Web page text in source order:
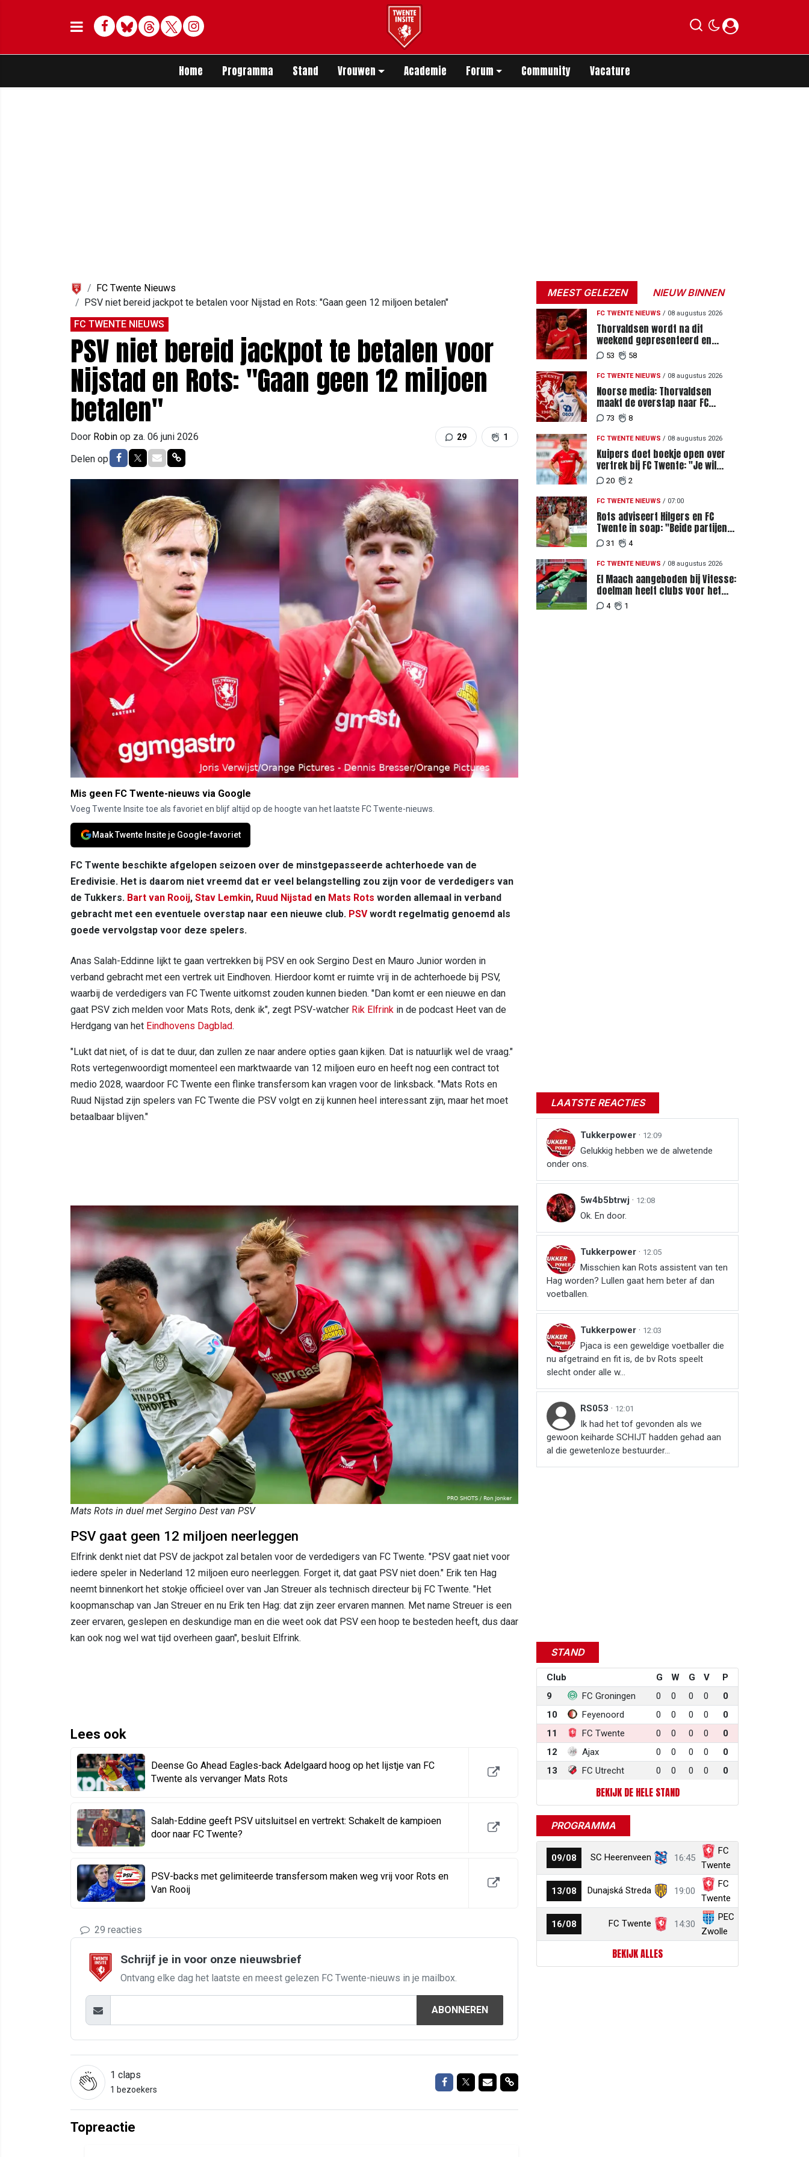
Facebook
BlueskyThreadsTwitterDelen op Whatsapp
Home Programma Stand Vrouwen Academie Forum Community Vacature
FC Twente Nieuws
PSV niet bereid jackpot te betalen voor Nijstad en Rots: "Gaan geen 12 miljoen betalen"
FC TWENTE NIEUWS
PSV niet bereid jackpot te betalen voor
Nijstad en Rots: "Gaan geen 12 miljoen
betalen"
Door Robin op za. 06 juni 2026 29 1
Delen op Delen op Facebook
Delen op Twitter
Delen via Mail
Delen via link
Mis geen FC Twente-nieuws via Google
Voeg Twente Insite toe als favoriet en blijf altijd op de hoogte van het laatste FC Twente-nieuws.
Maak Twente Insite je Google-favoriet
FC Twente beschikte afgelopen seizoen over de minstgepasseerde achterhoede van de
Eredivisie. Het is daarom niet vreemd dat er veel belangstelling zou zijn voor de verdedigers van
de Tukkers. Bart van Rooij, Stav Lemkin, Ruud Nijstad en Mats Rots worden allemaal in verband
gebracht met een eventuele overstap naar een nieuwe club. PSVwordt regelmatig genoemd als
goede vervolgstap voor deze spelers.
Anas Salah-Eddinne lijkt te gaan vertrekken bij PSV en ook Sergino Dest en Mauro Junior worden in
verband gebracht met een vertrek uit Eindhoven. Hierdoor komt er ruimte vrij in de achterhoede bij PSV,
waarbij de verdedigers van FC Twente uitkomst zouden kunnen bieden. "Dan komt er een nieuwe en dan
gaat PSV zich melden voor Mats Rots, denk ik", zegt PSV-watcher Rik Elfrink in de podcast Heet van de
Herdgang van het Eindhovens Dagblad.
"Lukt dat niet, of is dat te duur, dan zullen ze naar andere opties gaan kijken. Dat is natuurlijk wel de vraag."
Rots vertegenwoordigt momenteel een marktwaarde van 12 miljoen euro en heeft nog een contract tot
medio 2028, waardoor FC Twente een flinke transfersom kan vragen voor de linksback. "Mats Rots en
Ruud Nijstad zijn spelers van FC Twente die PSV volgt en zij kunnen heel interessant zijn, maar het moet
betaalbaar blijven."
Mats Rots in duel met Sergino Dest van PSV
PSV gaat geen 12 miljoen neerleggen
Elfrink denkt niet dat PSV de jackpot zal betalen voor de verdedigers van FC Twente. "PSV gaat niet voor
iedere speler in Nederland 12 miljoen euro neerleggen. Forget it, dat gaat PSV niet doen." Erik ten Hag
neemt binnenkort het stokje officieel over van Jan Streuer als technisch directeur bij FC Twente. "Het
koopmanschap van Jan Streuer en nu Erik ten Hag: dat zijn zeer ervaren mannen. Met name Streuer is een
zeer ervaren, geslepen en deskundige man en die weet ook dat PSV een hoop te besteden heeft, dus daar
kan ook nog wel wat tijd overheen gaan", besluit Elfrink.
Lees ook
Deense Go Ahead Eagles-back Adelgaard hoog op het lijstje van FC
Twente als vervanger Mats Rots
Salah-Eddine geeft PSV uitsluitsel en vertrekt: Schakelt de kampioen
door naar FC Twente?
PSV-backs met gelimiteerde transfersom maken weg vrij voor Rots en
Van Rooij
29 reacties
Schrijf je in voor onze nieuwsbrief
Ontvang elke dag het laatste en meest gelezen FC Twente-nieuws in je mailbox.
ABONNEREN
1 claps
1 bezoekers
Delen op Facebook
Delen op Twitter
Delen via Mail
Delen link
Topreactie
MEEST GELEZEN NIEUW BINNEN
FC TWENTE NIEUWS / 08 augustus 2026
Thorvaldsen wordt na dit
weekend gepresenteerd en
tekent meerjarig contract bij FC
Twente
53 58
FC TWENTE NIEUWS / 08 augustus 2026
Noorse media: Thorvaldsen
maakt de overstap naar FC
Twente
73 8
FC TWENTE NIEUWS / 08 augustus 2026
Kuipers doet boekje open over
vertrek bij FC Twente: "Je wil
ergens heen waar mensen je
waarderen"
20 2
FC TWENTE NIEUWS / 07:00
Rots adviseert Hilgers en FC
Twente in soap: "Beide partijen
hebben elkaar teleurgesteld"
31 4
FC TWENTE NIEUWS / 08 augustus 2026
El Maach aangeboden bij Vitesse:
doelman heeft clubs voor het
uitkiezen
4 1
LAATSTE REACTIES
Tukkerpower · 12:09
Gelukkig hebben we de alwetende
onder ons.
5w4b5btrwj · 12:08
Ok. En door.
Tukkerpower · 12:05
Misschien kan Rots assistent van ten
Hag worden? Lullen gaat hem beter af dan
voetballen.
Tukkerpower · 12:03
Pjaca is een geweldige voetballer die
nu afgetraind en fit is, de bv Rots speelt
slecht onder alle w...
RS053 · 12:01
Ik had het tof gevonden als we
gewoon keiharde SCHIJT hadden gehad aan
al die gewetenloze bestuurder...
STAND
Club G W G V
P
9
FC Groningen 0 0 0 0
0
10
Feyenoord 0 0 0 0
0
11
FC Twente 0 0 0 0
0
12
Ajax 0 0 0 0
0
13
FC Utrecht 0 0 0 0 0
BEKIJK DE HELE STAND
PROGRAMMA
09/08 SC Heerenveen 16:45
FC
Twente
13/08 Dunajská Streda 19:00
FC
Twente
16/08 FC Twente 14:30
PEC
Zwolle
BEKIJK ALLES